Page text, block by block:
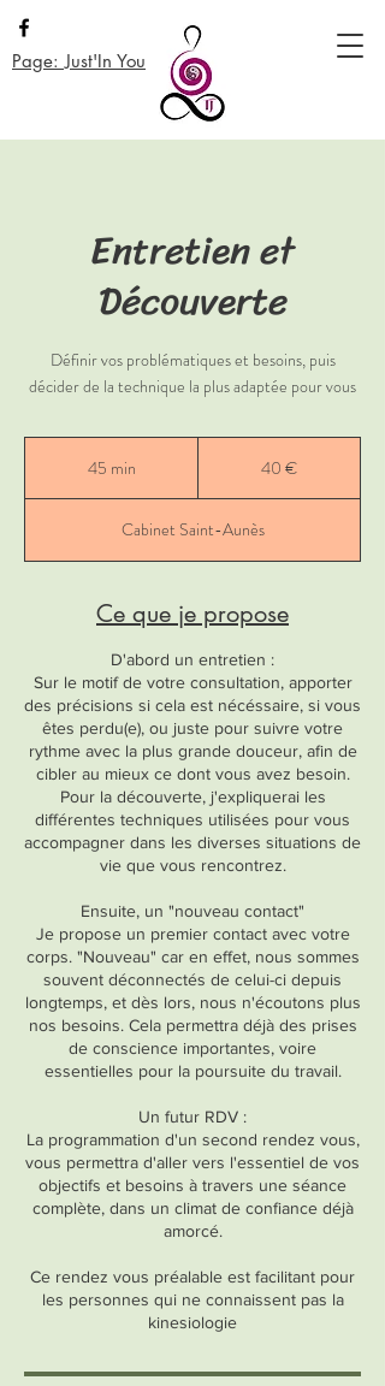
Page: Just'In You
Entretien et
Découverte
Définir vos problématiques et besoins, puis
décider de la technique la plus adaptée pour vous
45 min
i
n
40 €
Cabinet Saint-Aunès
Ce que je propose
D'abord un entretien :
Sur le motif de votre consultation, apporter
des précisions si cela est nécéssaire, si vous
êtes perdu(e), ou juste pour suivre votre
rythme avec la plus grande douceur, afin de
cibler au mieux ce dont vous avez besoin.
Pour la découverte, j'expliquerai les
différentes techniques utilisées pour vous
accompagner dans les diverses situations de
vie que vous rencontrez.
Ensuite, un "nouveau contact"
Je propose un premier contact avec votre
corps. "Nouveau" car en effet, nous sommes
souvent déconnectés de celui-ci depuis
longtemps, et dès lors, nous n'écoutons plus
nos besoins. Cela permettra déjà des prises
de conscience importantes, voire
essentielles pour la poursuite du travail.
Un futur RDV :
La programmation d'un second rendez vous,
vous permettra d'aller vers l'essentiel de vos
objectifs et besoins à travers une séance
complète, dans un climat de confiance déjà
amorcé.
Ce rendez vous préalable est facilitant pour
les personnes qui ne connaissent pas la
kinesiologie